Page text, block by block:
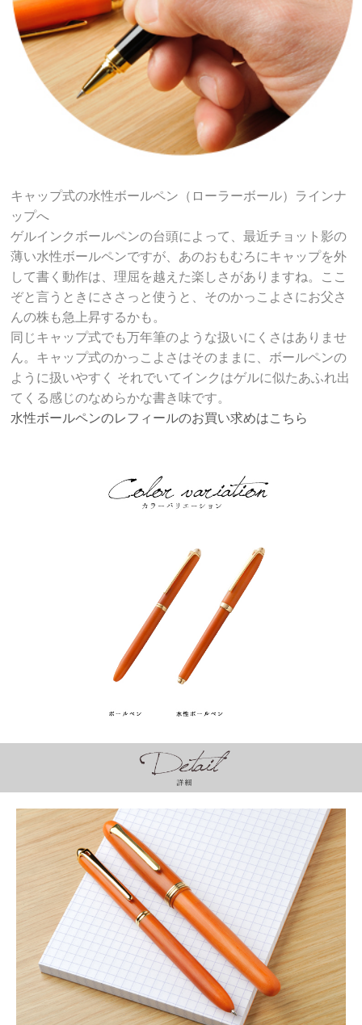
キャップ式の水性ボールペン（ローラーボール）ラインナ
ップへ
ゲルインクボールペンの台頭によって、最近チョット影の
薄い水性ボールペンですが、あのおもむろにキャップを外
して書く動作は、理屈を越えた楽しさがありますね。ここ
ぞと言うときにささっと使うと、そのかっこよさにお父さ
んの株も急上昇するかも。
同じキャップ式でも万年筆のような扱いにくさはありませ
ん。キャップ式のかっこよさはそのままに、ボールペンの
ように扱いやすく それでいてインクはゲルに似たあふれ出
てくる感じのなめらかな書き味です。
水性ボールペンのレフィールのお買い求めはこちら